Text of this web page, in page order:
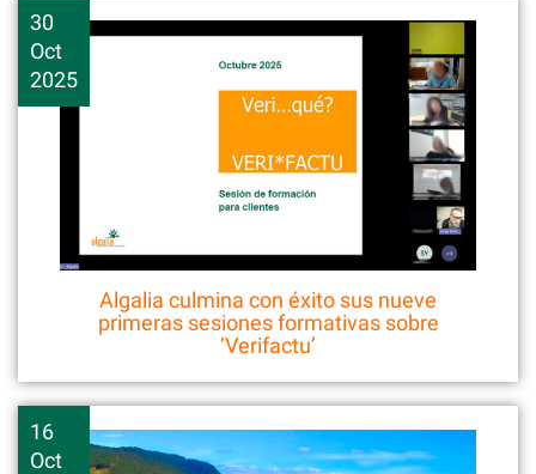
30
Oct
2025
Algalia culmina con éxito sus nueve
primeras sesiones formativas sobre
‘Verifactu’
16
Oct